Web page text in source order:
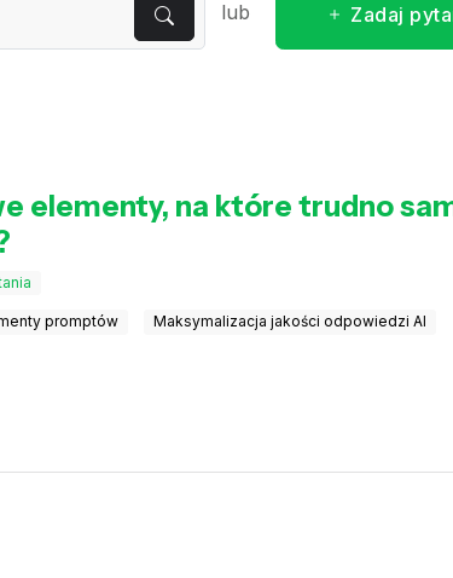
lub Zadaj
elementy, na które trudno
promptów Maksymalizacja jakości odpowiedzi AI